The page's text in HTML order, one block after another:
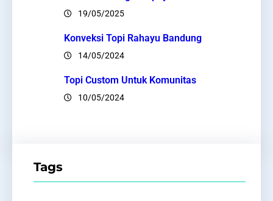
19/05/2025
Konveksi Topi Rahayu Bandung
14/05/2024
Topi Custom Untuk Komunitas
10/05/2024
Tags